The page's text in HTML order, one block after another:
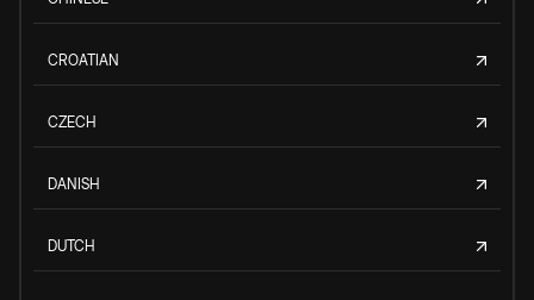
CROATIAN
CZECH
DANISH
DUTCH